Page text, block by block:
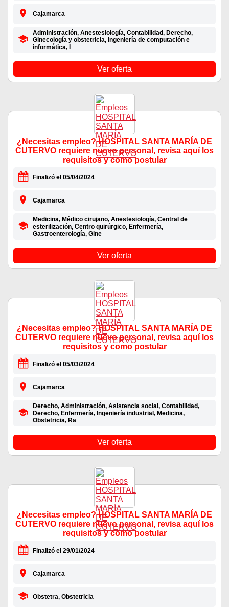
Cajamarca
Administración, Anestesiología, Contabilidad, Derecho,
Ginecología y obstetricia, Ingeniería de computación e
informática, I
Ver oferta
¿Necesitas empleo? HOSPITAL SANTA MARÍA DE
CUTERVO requiere nuevo personal, revisa aquí los
requisitos y como postular
Finalizó el 05/04/2024
Cajamarca
Medicina, Médico cirujano, Anestesiología, Central de
esterilización, Centro quirúrgico, Enfermería,
Gastroenterología, Gine
Ver oferta
¿Necesitas empleo? HOSPITAL SANTA MARÍA DE
CUTERVO requiere nuevo personal, revisa aquí los
requisitos y como postular
Finalizó el 05/03/2024
Cajamarca
Derecho, Administración, Asistencia social, Contabilidad,
Derecho, Enfermería, Ingeniería industrial, Medicina,
Obstetricia, Ra
Ver oferta
¿Necesitas empleo? HOSPITAL SANTA MARÍA DE
CUTERVO requiere nuevo personal, revisa aquí los
requisitos y como postular
Finalizó el 29/01/2024
Cajamarca
Obstetra, Obstetricia